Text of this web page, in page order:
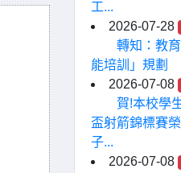
工...
2026-07-28
轉知：教
能培訓」規劃
2026-07-08
賀!本校學
盃射箭錦標賽
子...
2026-07-08